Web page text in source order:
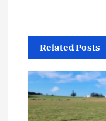
o
d
e
Related Posts